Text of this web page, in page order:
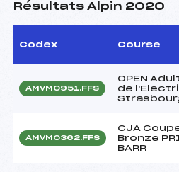
Résultats Alpin 2020
Codex Course
AMVM0951.FFS
OPEN
de
AMVM0362.FFS
CJA
Bronze
BARR